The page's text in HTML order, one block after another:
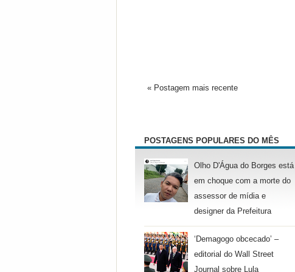
« Postagem mais recente
POSTAGENS POPULARES DO MÊS
Olho D'Água do Borges está
em choque com a morte do
assessor de mídia e
designer da Prefeitura
‘Demagogo obcecado’ –
editorial do Wall Street
Journal sobre Lula